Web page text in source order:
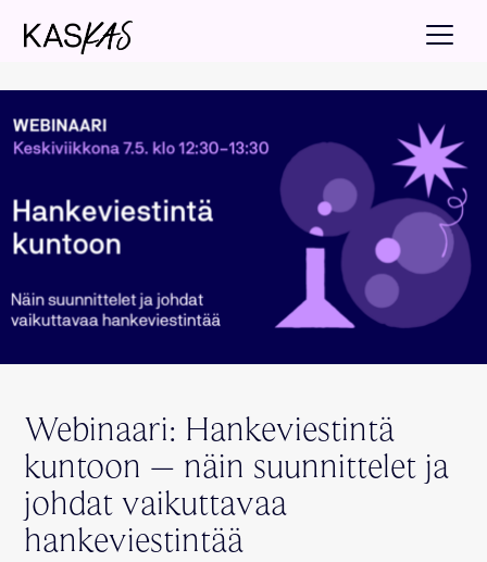
Webinaari: Hankeviestintä
kuntoon – näin suunnittelet ja
johdat vaikuttavaa
hankeviestintää